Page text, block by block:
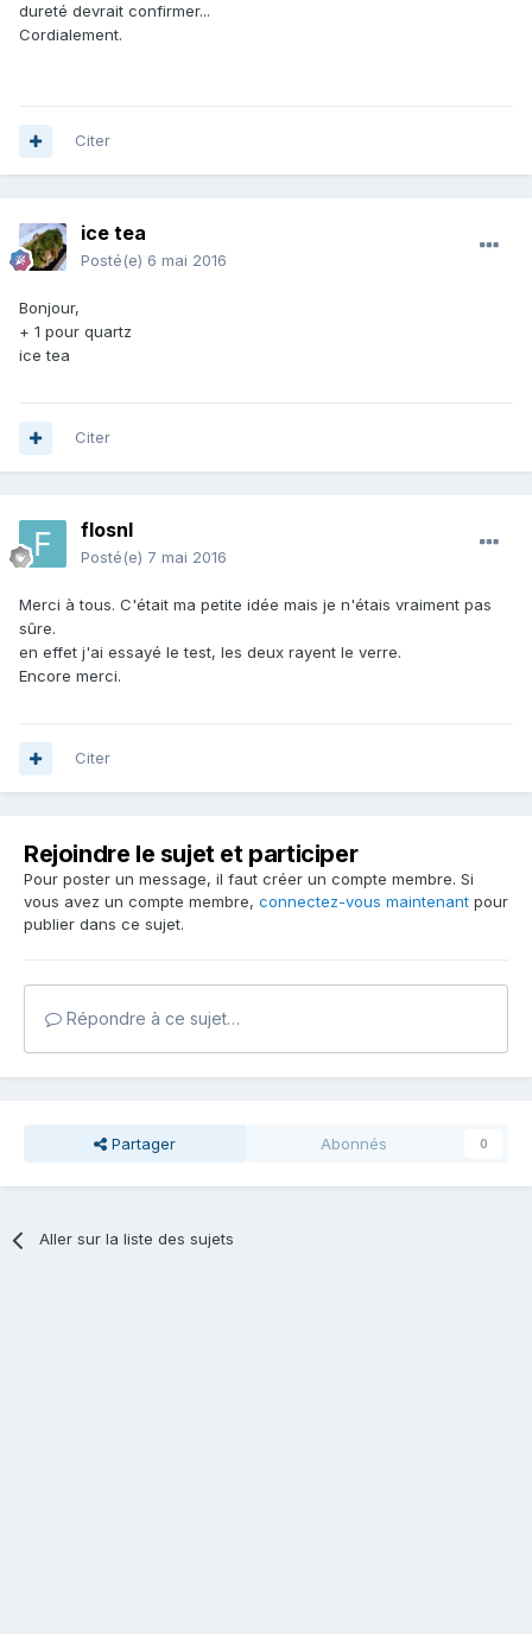
dureté devrait confirmer...
Cordialement.
Citer
ice tea
Posté(e) 6 mai 2016
Bonjour,
+ 1 pour quartz
ice tea
Citer
flosnl
Posté(e) 7 mai 2016
Merci à tous. C'était ma petite idée mais je n'étais vraiment pas
sûre.
en effet j'ai essayé le test, les deux rayent le verre.
Encore merci.
Citer
Rejoindre le sujet et participer
Pour poster un message, il faut créer un compte membre. Si
vous avez un compte membre, connectez-vous maintenant pour
publier dans ce sujet.
Répondre à ce sujet…
Partager Abonnés 0
Aller sur la liste des sujets